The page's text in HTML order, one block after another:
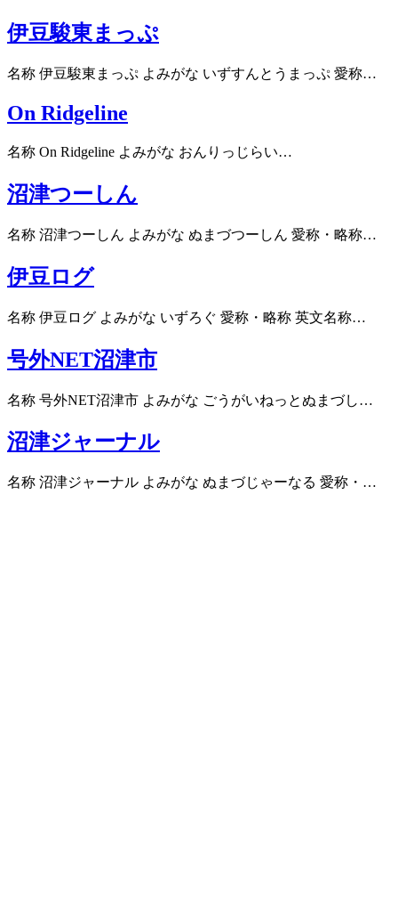
伊豆駿東まっぷ
名称 伊豆駿東まっぷ よみがな いずすんとうまっぷ 愛称…
On Ridgeline
名称 On Ridgeline よみがな おんりっじらい…
沼津つーしん
名称 沼津つーしん よみがな ぬまづつーしん 愛称・略称…
伊豆ログ
名称 伊豆ログ よみがな いずろぐ 愛称・略称 英文名称…
号外NET沼津市
名称 号外NET沼津市 よみがな ごうがいねっとぬまづし…
沼津ジャーナル
名称 沼津ジャーナル よみがな ぬまづじゃーなる 愛称・…